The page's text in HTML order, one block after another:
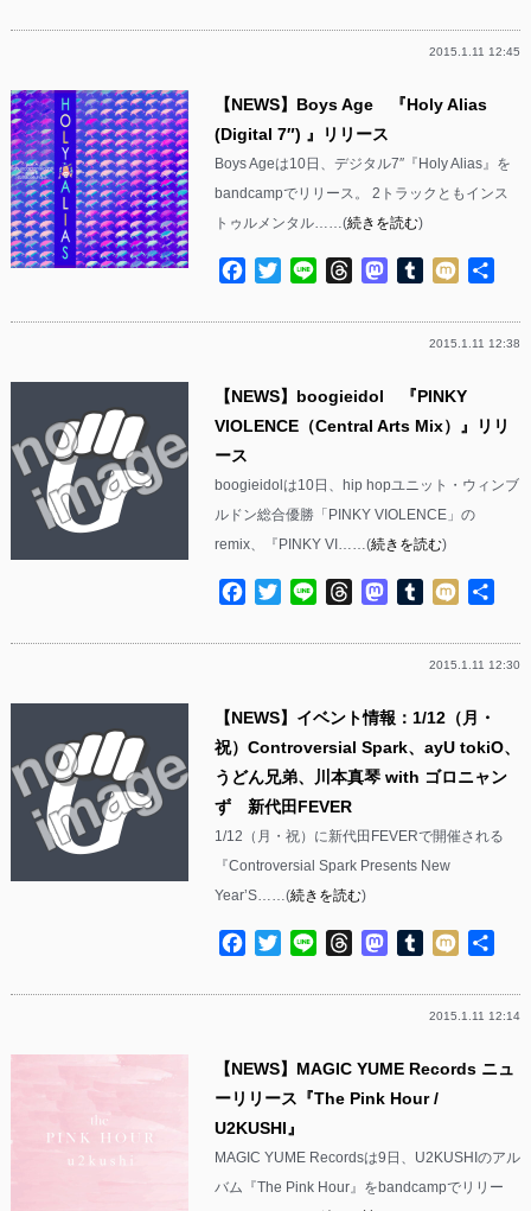
2015.1.11 12:45
【NEWS】Boys Age 『Holy Alias
(Digital 7″) 』リリース
Boys Ageは10日、デジタル7″『Holy Alias』を
bandcampでリリース。 2トラックともインス
トゥルメンタル……(続きを読む)
Facebook
TwitterLine ThreadsMastodon
Tumblr
Mixi
2015.1.11 12:38
【NEWS】boogieidol 『PINKY
VIOLENCE（Central Arts Mix）』リリ
ース
boogieidolは10日、hip hopユニット・ウィンブ
ルドン総合優勝「PINKY VIOLENCE」の
remix、『PINKY VI……(続きを読む)
Facebook
TwitterLine ThreadsMastodon
Tumblr
Mixi
2015.1.11 12:30
【NEWS】イベント情報：1/12（月・
祝）Controversial Spark、ayU tokiO、
うどん兄弟、川本真琴 with ゴロニャン
ず 新代田FEVER
1/12（月・祝）に新代田FEVERで開催される
『Controversial Spark Presents New
Year’S……(続きを読む)
Facebook
TwitterLine ThreadsMastodon
Tumblr
Mixi
2015.1.11 12:14
【NEWS】MAGIC YUME Records ニュ
ーリリース『The Pink Hour /
U2KUSHI』
MAGIC YUME Recordsは9日、U2KUSHIのアル
バム『The Pink Hour』をbandcampでリリー